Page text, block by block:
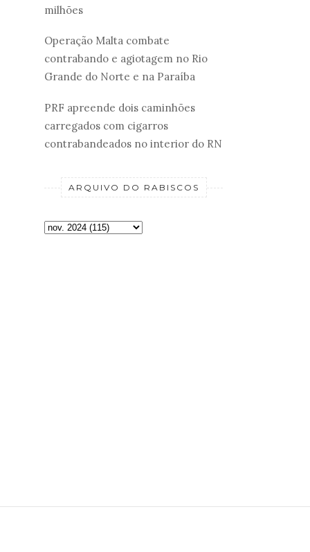
milhões
Operação Malta combate
contrabando e agiotagem no Rio
Grande do Norte e na Paraíba
PRF apreende dois caminhões
carregados com cigarros
contrabandeados no interior do RN
ARQUIVO DO RABISCOS